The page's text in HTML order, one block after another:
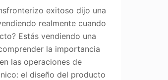
exitoso dijo una
realmente cuando
Estás vendiendo una
la importancia
las operaciones de
el diseño del producto